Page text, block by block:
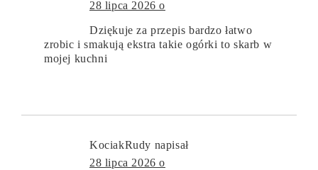
28 lipca 2026 o
Dziękuje za przepis bardzo łatwo
zrobic i smakują ekstra takie ogórki to skarb w
mojej kuchni
KociakRudy napisał
28 lipca 2026 o